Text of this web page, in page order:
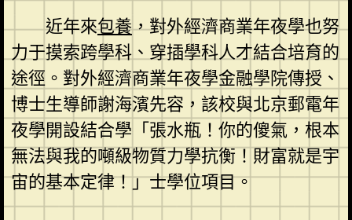
近年來包養，對外經濟商業年夜學也努
力于摸索跨學科、穿插學科人才結合培育的
途徑。對外經濟商業年夜學金融學院傳授、
博士生導師謝海濱先容，該校與北京郵電年
夜學開設結合學「張水瓶！你的傻氣，根本
無法與我的噸級物質力學抗衡！財富就是宇
宙的基本定律！」士學位項目。